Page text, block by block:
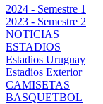
2024 - Semestre 1
2023 - Semestre 2
NOTICIAS
ESTADIOS
Estadios Uruguay
Estadios Exterior
CAMISETAS
BASQUETBOL